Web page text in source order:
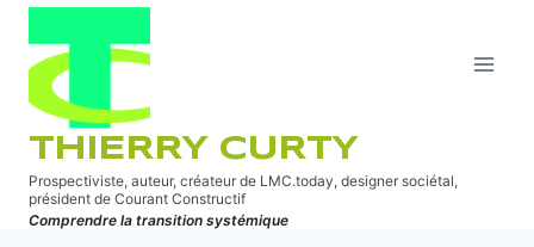
Aller
contenu
THIERRY CURTY
Prospectiviste, auteur, créateur de LMC.today, designer sociétal,
président de Courant Constructif
Comprendre la transition systémique